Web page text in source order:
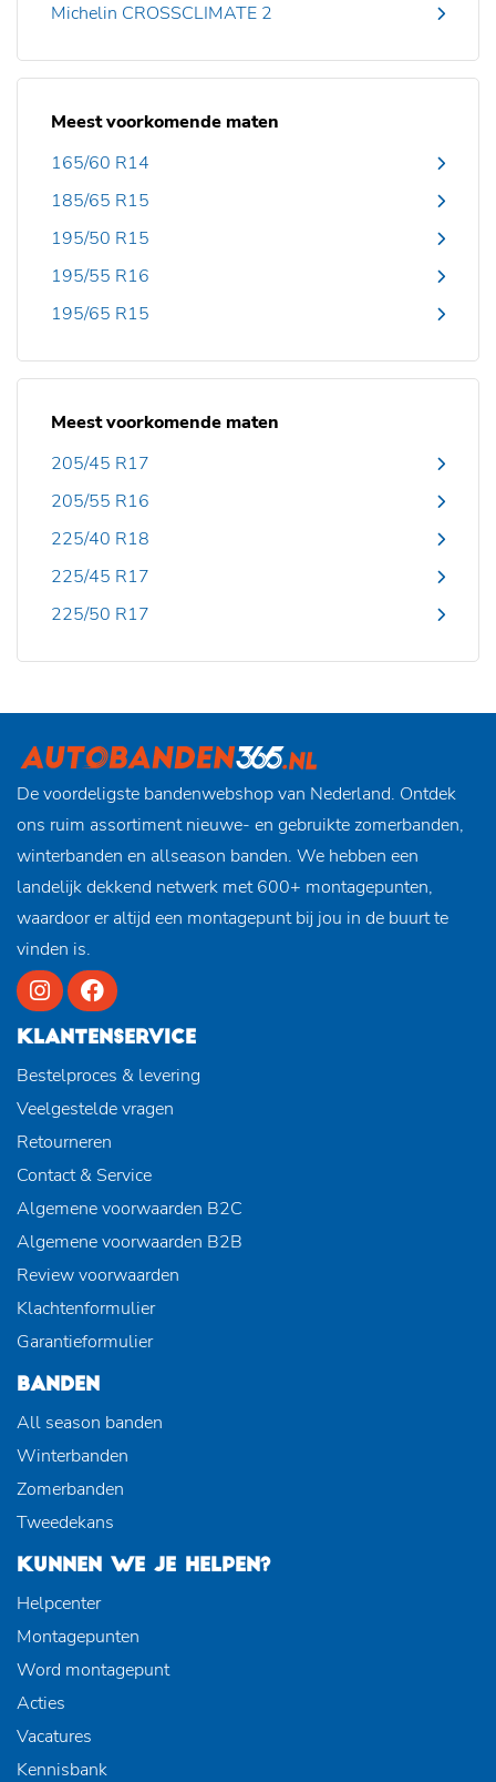
Michelin CROSSCLIMATE 2
Meest voorkomende maten
165/60 R14
185/65 R15
195/50 R15
195/55 R16
195/65 R15
Meest voorkomende maten
205/45 R17
205/55 R16
225/40 R18
225/45 R17
225/50 R17
De voordeligste bandenwebshop van Nederland. Ontdek
ons ruim assortiment nieuwe- en gebruikte zomerbanden,
winterbanden en allseason banden. We hebben een
landelijk dekkend netwerk met 600+ montagepunten,
waardoor er altijd een montagepunt bij jou in de buurt te
vinden is.
KLANTENSERVICE
Bestelproces & levering
Veelgestelde vragen
Retourneren
Contact & Service
Algemene voorwaarden B2C
Algemene voorwaarden B2B
Review voorwaarden
Klachtenformulier
Garantieformulier
BANDEN
All season banden
Winterbanden
Zomerbanden
Tweedekans
KUNNEN WE JE HELPEN?
Helpcenter
Montagepunten
Word montagepunt
Acties
Vacatures
Kennisbank